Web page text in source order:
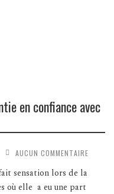
en confiance avec
AUCUN COMMENTAIRE
sensation lors de la
où elle a eu une part